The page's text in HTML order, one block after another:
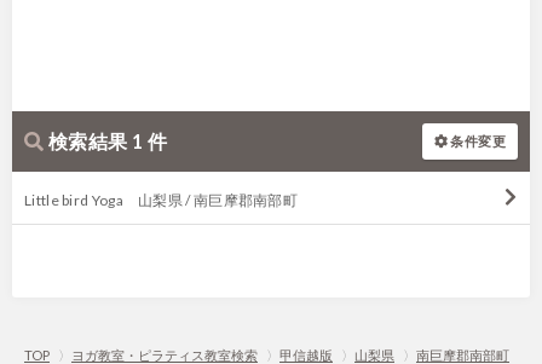
検索結果 1 件 条件変更
Little bird Yoga 山梨県 / 南巨摩郡南部町
TOP 〉 ヨガ教室・ピラティス教室検索 〉 甲信越版 〉 山梨県 〉 南巨摩郡南部町